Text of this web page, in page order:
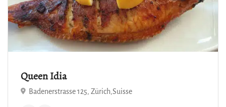
4.5
Queen Idia
Badenerstrasse 125, Zürich,Suisse